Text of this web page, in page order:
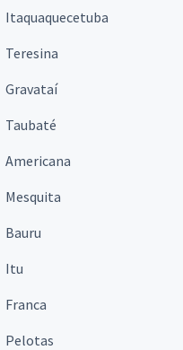
Itaquaquecetuba
Teresina
Gravataí
Taubaté
Americana
Mesquita
Bauru
Itu
Franca
Pelotas